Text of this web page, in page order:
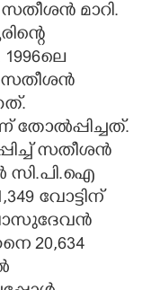
മാറി.
സതീശൻ
സതീശൻ
സി.പി.ഐ
വോട്ടിന്
20,634